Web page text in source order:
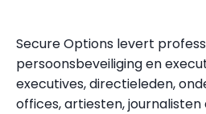
Secure Options levert
persoonsbeveiliging en
executives, directieleden,
offices, artiesten,